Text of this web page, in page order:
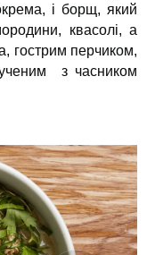
і борщ, який
квасолі, а
гострим перчиком,
з часником